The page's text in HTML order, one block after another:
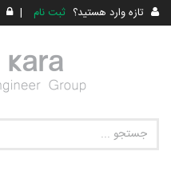
تازه وارد هستید؟ ثبت نام |